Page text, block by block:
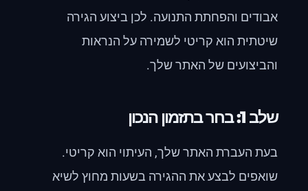
אבודים והפחתת התנועה. לכן ביצוע הגירה
שיטתית הוא קריטי לשמירה על הנראות
והביצועים של האתר שלך.
שלב 1: בחר בתזמון הנכון
בעת העברת האתר שלך, העיתוי הוא קריטי.
שואפים לבצע את ההגירה בשעות מחוץ לשיא